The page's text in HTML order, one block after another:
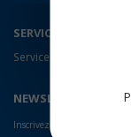
SERVICE CLIENT
Services ECOM
NEWSLETTER
Inscrivez-vous à notre